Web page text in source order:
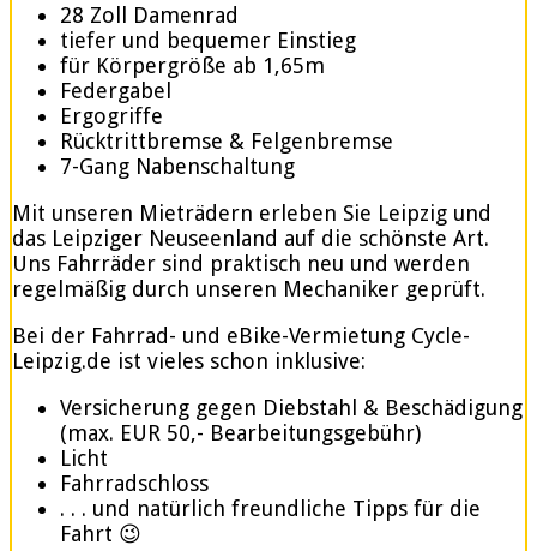
28 Zoll Damenrad
tiefer und bequemer Einstieg
für Körpergröße ab 1,65m
Federgabel
Ergogriffe
Rücktrittbremse & Felgenbremse
7-Gang Nabenschaltung
Mit unseren Mieträdern erleben Sie Leipzig und
das Leipziger Neuseenland auf die schönste Art.
Uns Fahrräder sind praktisch neu und werden
regelmäßig durch unseren Mechaniker geprüft.
Bei der Fahrrad- und eBike-Vermietung Cycle-
Leipzig.de ist vieles schon inklusive:
Versicherung gegen Diebstahl & Beschädigung
(max. EUR 50,- Bearbeitungsgebühr)
Licht
Fahrradschloss
. . . und natürlich freundliche Tipps für die
Fahrt 😉